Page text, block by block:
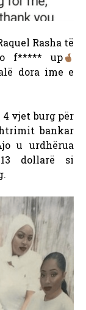
Rasha të
f***** up
dora ime e
vjet burg për
bankar
u urdhërua
dollarë si